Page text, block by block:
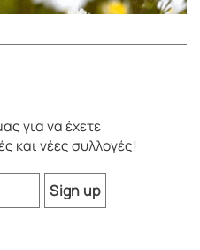
για να έχετε
και νέες συλλογές!